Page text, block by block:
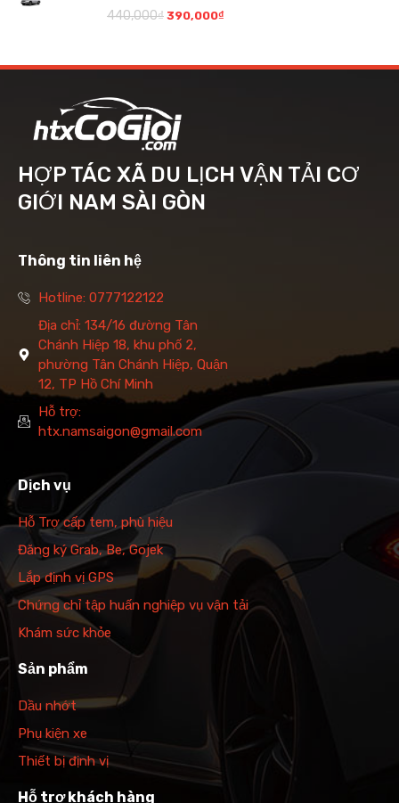
440,000₫ 390,000₫
HỢP TÁC XÃ DU LỊCH VẬN TẢI CƠ
GIỚI NAM SÀI GÒN
Thông tin liên hệ
Hotline: 0777122122
Địa chỉ: 134/16 đường Tân
Chánh Hiệp 18, khu phố 2,
phường Tân Chánh Hiệp, Quận
12, TP Hồ Chí Minh
Hỗ trợ:
htx.namsaigon@gmail.com
Dịch vụ
Hỗ Trợ cấp tem, phù hiệu
Đăng ký Grab, Be, Gojek
Lắp định vị GPS
Chứng chỉ tập huấn nghiệp vụ vận tải
Khám sức khỏe
Sản phẩm
Dầu nhớt
Phụ kiện xe
Thiết bị định vị
Hỗ trợ khách hàng